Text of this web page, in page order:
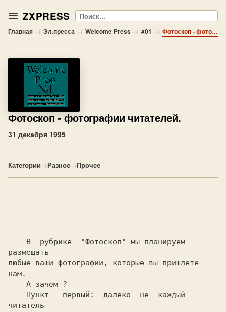
ZXPRESS Поиск
Главная → Эл.пресса → Welcome Press → #01 → Фотоскоп - фотографии читателей.
Фотоскоп - фотографии читателей.
31 декабря 1995
Категории→Разное→Прочее
размещать
любые ваши фотографии, которые вы пришлете
нам.
читатель